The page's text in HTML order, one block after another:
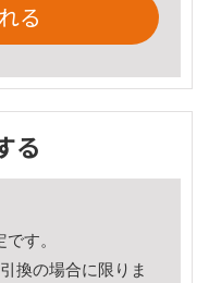
る
る
す。
換の場合に限りま